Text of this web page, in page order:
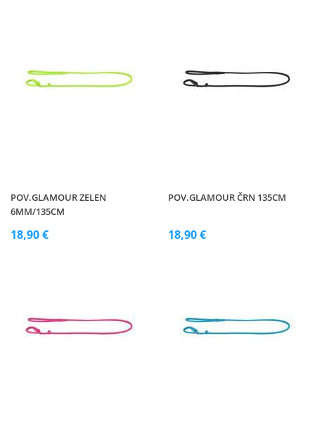
POV.GLAMOUR ZELEN
6MM/135CM
18,90 €
POV.GLAMOUR ČRN 135CM
18,90 €